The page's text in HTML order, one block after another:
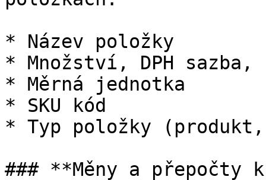
* Název položky
* Množství, DPH
* Měrná jednotka
* SKU kód
* Typ položky
### **Měny a přepočty